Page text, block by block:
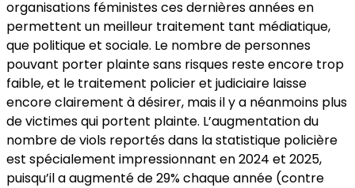
organisations féministes ces dernières années en
permettent un meilleur traitement tant médiatique,
que politique et sociale. Le nombre de personnes
pouvant porter plainte sans risques reste encore trop
faible, et le traitement policier et judiciaire laisse
encore clairement à désirer, mais il y a néanmoins plus
de victimes qui portent plainte. L’augmentation du
nombre de viols reportés dans la statistique policière
est spécialement impressionnant en 2024 et 2025,
puisqu’il a augmenté de 29% chaque année (contre